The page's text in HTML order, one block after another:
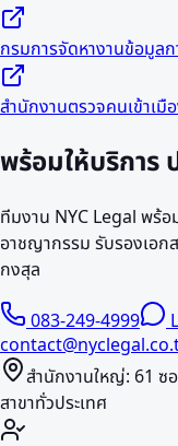
กรมการจัดหางานข้อมูลก
สำนักงานตรวจคนเข้าเมื
พร้อมให้บริการ
ทีมงาน NYC Legal พร้อ
อาชญากรรม รับรองเอก
กงสุล
083-249-4999
สำนักงานใหญ่: 61 ซ
สาขาทั่วประเทศ